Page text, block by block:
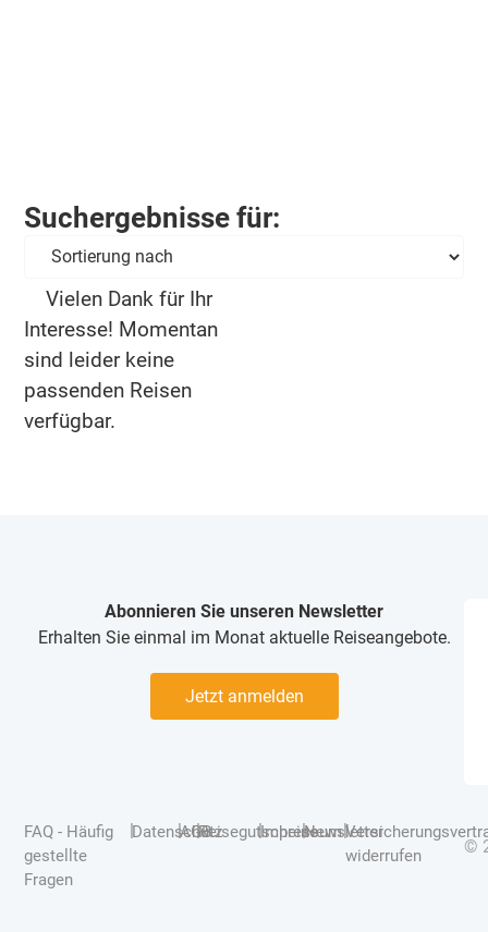
Suchergebnisse für:
Vielen Dank für Ihr
Interesse! Momentan
sind leider keine
passenden Reisen
verfügbar.
Abonnieren Sie unseren Newsletter
Erhalten Sie einmal im Monat aktuelle Reiseangebote.
Jetzt anmelden
FAQ - Häufig
gestellte
Fragen
|Datenschutz
|AGB
|Reisegutscheine
|Impressum
|Newsletter
|
widerrufen
©